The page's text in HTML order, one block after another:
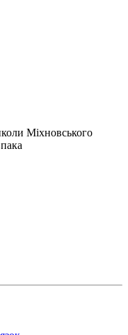
Міхновського